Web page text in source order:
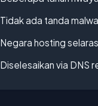
Tidak ada tanda
Negara hosting
Diselesaikan via DNS